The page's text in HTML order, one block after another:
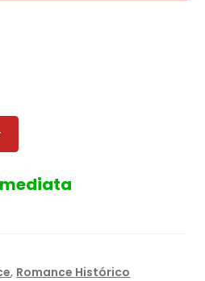
, Romance Histórico